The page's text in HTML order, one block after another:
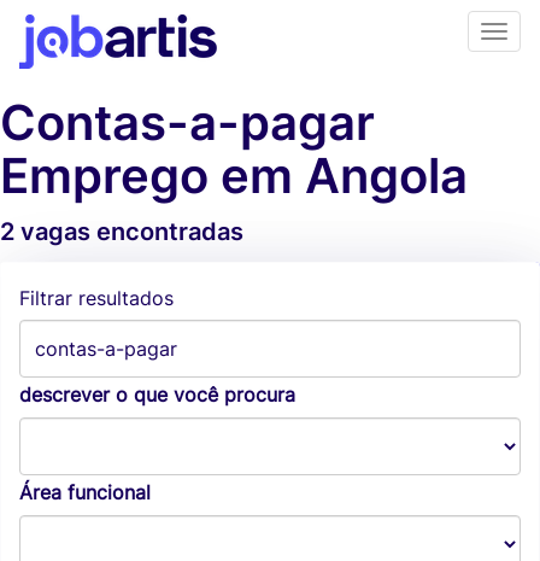
Contas-a-pagar
Emprego em Angola
2 vagas encontradas
Filtrar resultados
descrever o que você procura
Área funcional